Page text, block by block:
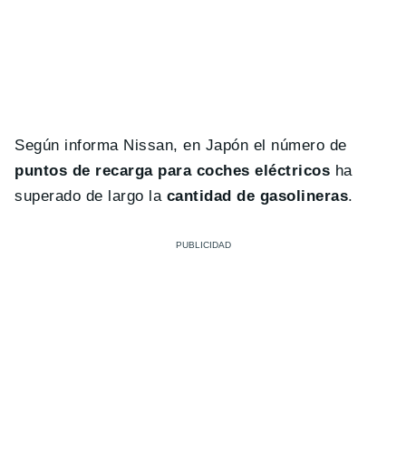
Según informa Nissan, en Japón el número de
puntos de recarga para coches eléctricos ha
superado de largo la cantidad de gasolineras.